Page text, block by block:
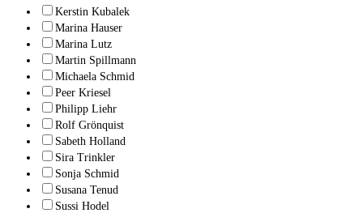
Kerstin Kubalek
Marina Hauser
Marina Lutz
Martin Spillmann
Michaela Schmid
Peer Kriesel
Philipp Liehr
Rolf Grönquist
Sabeth Holland
Sira Trinkler
Sonja Schmid
Susana Tenud
Sussi Hodel